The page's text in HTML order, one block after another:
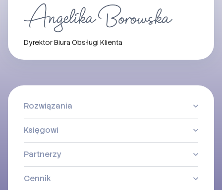
Dyrektor Biura Obsługi Klienta
Rozwiązania
Księgowi
Partnerzy
Cennik